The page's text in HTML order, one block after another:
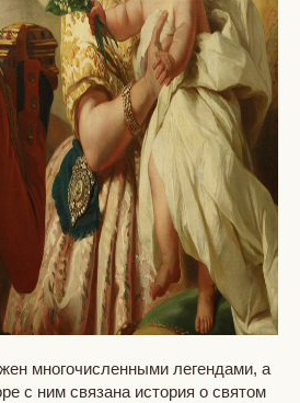
многочисленными легендами, а
с ним связана история о святом